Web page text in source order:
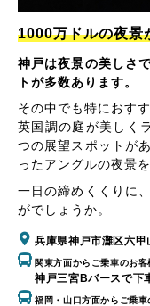
1000万ドルの夜景
神戸は夜景の美しさ
トが多数あります。
その中でも特におす
英国調の庭が美しく
つの展望スポットが
ったアングルの夜景
一日の締めくくりに
がでしょうか。
兵庫県神戸市灘区六甲
関東方面からご乗車のお客
神戸三宮Bバースで下
福岡・山口方面からご乗車